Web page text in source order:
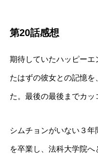
第20話感想
期待していたハッピーエ
たはずの彼女との記憶
た。最後の最後までカッ
シムチョンがいない３
を卒業し、法科大学院